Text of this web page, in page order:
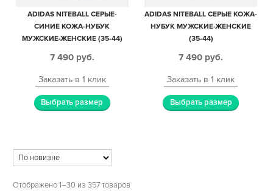
ADIDAS NITEBALL СЕРЫЕ-
СИНИЕ КОЖА-НУБУК
МУЖСКИЕ-ЖЕНСКИЕ (35-44)
7 490 руб.
Заказать в 1 клик
Выбрать размер
ADIDAS NITEBALL СЕРЫЕ КОЖА-
НУБУК МУЖСКИЕ-ЖЕНСКИЕ
(35-44)
7 490 руб.
Заказать в 1 клик
Выбрать размер
Отображено 1–30 из 357 товаров